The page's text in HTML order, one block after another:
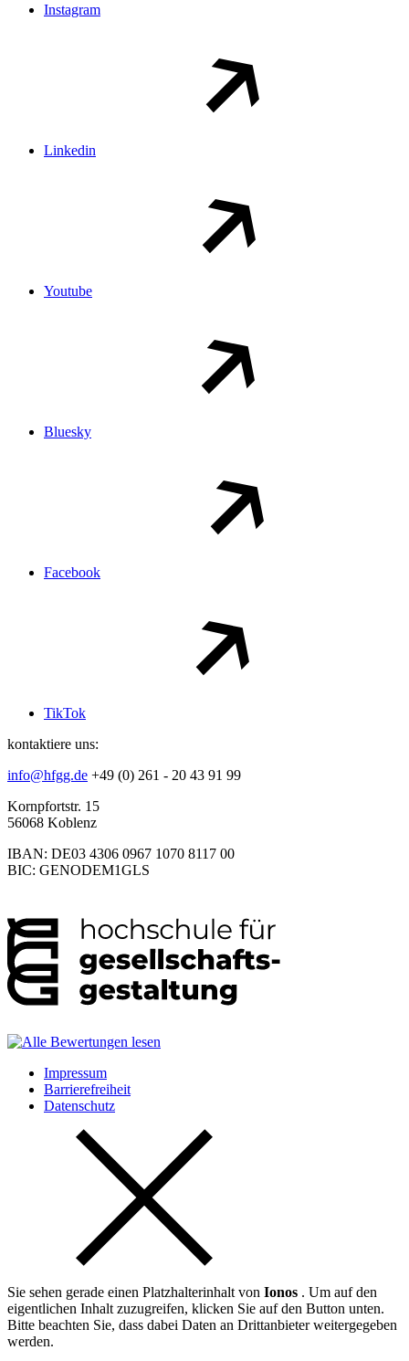
Instagram
Linkedin
Youtube
Bluesky
Facebook
TikTok
kontaktiere uns:
info@hfgg.de +49 (0) 261 - 20 43 91 99
Kornpfortstr. 15
56068 Koblenz
IBAN: DE03 4306 0967 1070 8117 00
BIC: GENODEM1GLS
Impressum
Barrierefreiheit
Datenschutz
Sie sehen gerade einen Platzhalterinhalt von Ionos . Um auf den
eigentlichen Inhalt zuzugreifen, klicken Sie auf den Button unten.
Bitte beachten Sie, dass dabei Daten an Drittanbieter weitergegeben
werden.